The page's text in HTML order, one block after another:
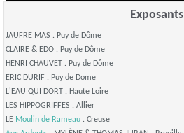
Exposants
JAUFRE MAS . Puy de Dôme
CLAIRE & EDO . Puy de Dôme
HENRI CHAUVET . Puy de Dôme
ERIC DURIF . Puy de Dome
L'EAU QUI DORT . Haute Loire
LES HIPPOGRIFFES . Allier
LE Moulin de Rameau . Creuse